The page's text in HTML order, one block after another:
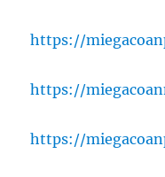
https://
https://
https://